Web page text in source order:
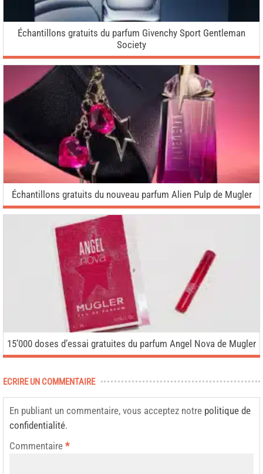
Échantillons gratuits du parfum Givenchy Sport Gentleman
Society
Échantillons gratuits du nouveau parfum Alien Pulp de Mugler
15’000 doses d’essai gratuites du parfum Angel Nova de Mugler
ECRIRE UN COMMENTAIRE
En publiant un commentaire, vous acceptez notre politique de
confidentialité.
Commentaire *